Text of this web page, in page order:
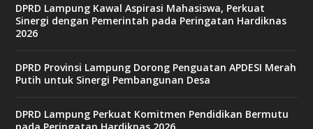
DPRD Lampung Kawal Aspirasi Mahasiswa, Perkuat
Sinergi dengan Pemerintah pada Peringatan Hardiknas
2026
DPRD Provinsi Lampung Dorong Penguatan APDESI Merah
Putih untuk Sinergi Pembangunan Desa
DPRD Lampung Perkuat Komitmen Pendidikan Bermutu